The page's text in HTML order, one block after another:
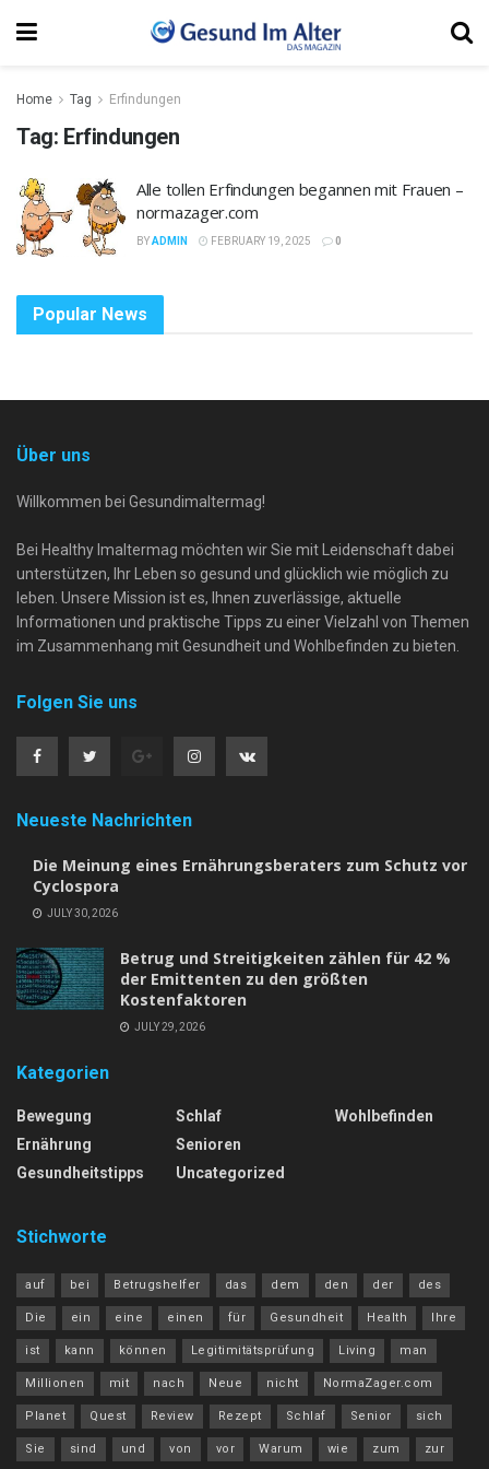
Home Tag Erfindungen
Tag: Erfindungen
Alle tollen Erfindungen begannen mit Frauen –
normazager.com
BYADMIN FEBRUARY 19, 2025 0
Popular News
Über uns
Willkommen bei Gesundimaltermag!
Bei Healthy Imaltermag möchten wir Sie mit Leidenschaft dabei
unterstützen, Ihr Leben so gesund und glücklich wie möglich zu
leben. Unsere Mission ist es, Ihnen zuverlässige, aktuelle
Informationen und praktische Tipps zu einer Vielzahl von Themen
im Zusammenhang mit Gesundheit und Wohlbefinden zu bieten.
Folgen Sie uns
Neueste Nachrichten
Die Meinung eines Ernährungsberaters zum Schutz vor
Cyclospora
JULY 30, 2026
Betrug und Streitigkeiten zählen für 42 %
der Emittenten zu den größten
Kostenfaktoren
JULY 29, 2026
Kategorien
Bewegung
Ernährung
Gesundheitstipps
Schlaf
Senioren
Uncategorized
Wohlbefinden
Stichworte
auf bei Betrugshelfer das dem den der des
Die ein eine einen für Gesundheit Health Ihre
ist kann können Legitimitätsprüfung Living man
Millionen mit nach Neue nicht NormaZager.com
Planet Quest Review Rezept Schlaf Senior sich
Sie sind und von vor Warum wie zum zur